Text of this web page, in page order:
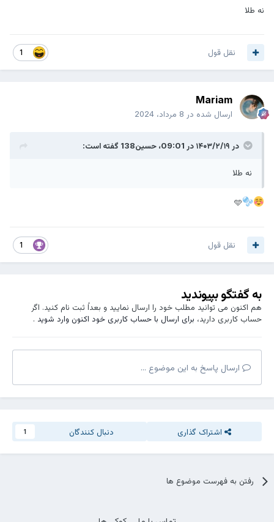
نه طلا
نقل قول
Mariam
ارسال شده در 8 مرداد، 2024
در ۱۴۰۳/۲/۱۹ در 09:01، حسین138 گفته است:
نه طلا
🩵
نقل قول
به گفتگو بپیوندید
هم اکنون می توانید مطلب خود را ارسال نمایید و بعداً ثبت نام کنید. اگر
حساب کاربری دارید، برای ارسال با حساب کاربری خود اکنون وارد شوید.
ارسال پاسخ به این موضوع ...
اشتراک گذاری دنبال کنندگان
رفتن به فهرست موضوع ها